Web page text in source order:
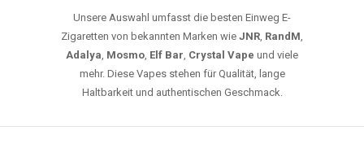
Unsere Auswahl umfasst die besten Einweg E-
Zigaretten von bekannten Marken wie JNR, RandM,
Adalya, Mosmo, Elf Bar, Crystal Vape und viele
mehr. Diese Vapes stehen für Qualität, lange
Haltbarkeit und authentischen Geschmack.